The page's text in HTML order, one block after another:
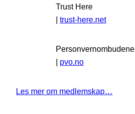
Trust Here
trust-here.net
Personvernombudene
| pvo.no
Les mer om medlemskap…